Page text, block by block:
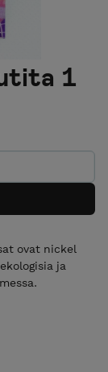
1
ovat nickel
ja